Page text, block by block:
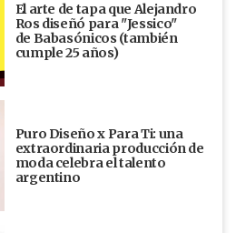
El arte de tapa que Alejandro
Ros diseñó para "Jessico"
de Babasónicos (también
cumple 25 años)
Puro Diseño x Para Ti: una
extraordinaria producción de
moda celebra el talento
argentino